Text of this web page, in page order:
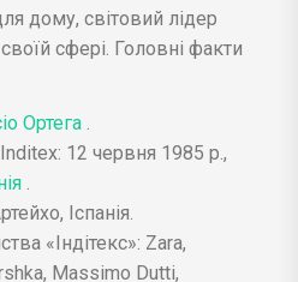
дому, світовий лідер
сфері. Головні факти
Ортега
12 червня 1985 р.,
Іспанія.
«Індітекс»: Zara,
Massimo Dutti,